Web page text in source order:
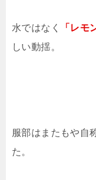
水ではなく 「レモ
しい動揺。
服部はまたもや自
た。